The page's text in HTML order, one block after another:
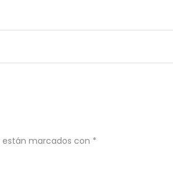
están marcados con *